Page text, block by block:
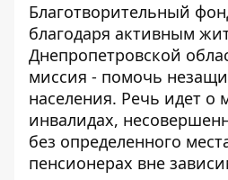
Благотворительный
благодаря активным
Днепропетровской
миссия - помочь
населения. Речь идет о
инвалидах,
без определенного
пенсионерах вне